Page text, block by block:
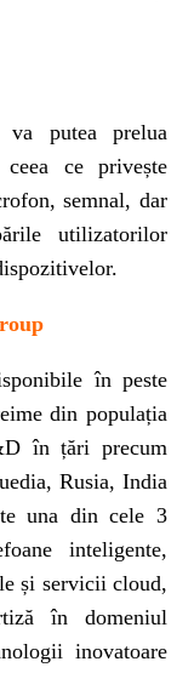
va putea prelua
ce privește
semnal, dar
utilizatorilor
în peste
din populația
în țări precum
Rusia, India
una din cele 3
inteligente,
și servicii cloud,
în domeniul
inovatoare